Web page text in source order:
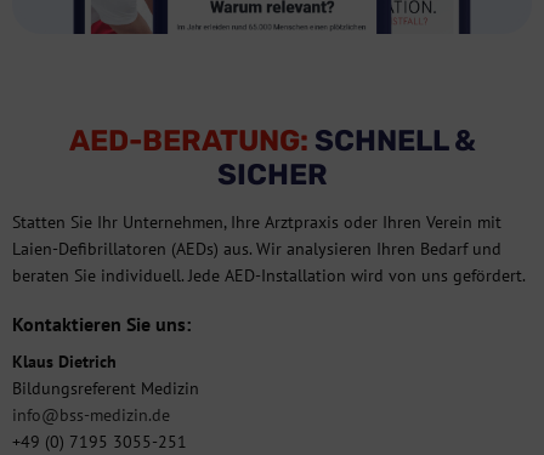
AED-BERATUNG: SCHNELL &
SICHER
Statten Sie Ihr Unternehmen, Ihre Arztpraxis oder Ihren Verein mit
Laien-Defibrillatoren (AEDs) aus. Wir analysieren Ihren Bedarf und
beraten Sie individuell. Jede AED-Installation wird von uns gefördert.
Kontaktieren Sie uns:
Klaus Dietrich
Bildungsreferent Medizin
info@bss-medizin.de
+49 (0) 7195 3055-251